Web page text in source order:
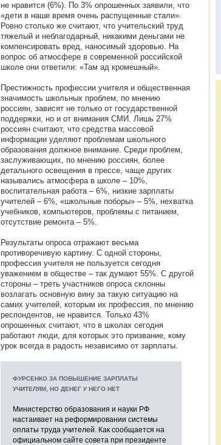
не нравится (6%). По 3% опрошенных заявили, что
«дети в наше время очень распущенные стали».
Ровно столько же считают, что учительский труд
тяжелый и неблагодарный, никакими деньгами не
компенсировать вред, наносимый здоровью. На
вопрос об атмосфере в современной российской
школе они ответили: «Там ад кромешный».
Престижность профессии учителя и общественная
значимость школьных проблем, по мнению
россиян, зависят не только от государственной
поддержки, но и от внимания СМИ. Лишь 27%
россиян считают, что средства массовой
информации уделяют проблемам школьного
образования должное внимание. Среди проблем,
заслуживающих, по мнению россиян, более
детального освещения в прессе, чаще других
назывались атмосфера в школе – 10%,
воспитательная работа – 6%, низкие зарплаты
учителей – 6%, «школьные поборы» – 5%, нехватка
учебников, компьютеров, проблемы с питанием,
отсутствие ремонта – 5%.
Результаты опроса отражают весьма
противоречивую картину. С одной стороны,
профессия учителя не пользуется сегодня
уважением в обществе – так думают 55%. С другой
стороны – треть участников опроса склонны
возлагать основную вину за такую ситуацию на
самих учителей, которым их профессия, по мнению
респондентов, не нравится. Только 43%
опрошенных считают, что в школах сегодня
работают люди, для которых это призвание, кому
урок всегда в радость независимо от зарплаты.
ФУРСЕНКО ЗА ПОВЫШЕНИЕ ЗАРПЛАТЫ
УЧИТЕЛЯМ, НО ДЕНЕГ У НЕГО НЕТ
Министерство образования и науки РФ
настаивает на реформировании системы
оплаты труда учителей. Как сообщается на
официальном сайте совета при президенте